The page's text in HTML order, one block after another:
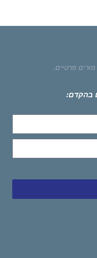
מורים פרטיים.
בהקדם: